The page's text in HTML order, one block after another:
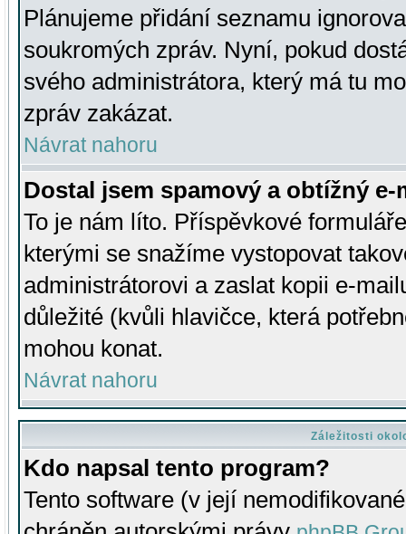
Plánujeme přidání seznamu
soukromých zpráv. Nyní, pokud
svého administrátora, který má tu
zpráv zakázat.
Návrat nahoru
Dostal jsem spamový a obtížný
To je nám líto. Příspěvkové
kterými se snažíme vystopovat
administrátorovi a zaslat kopii e-
důležité (kvůli hlavičce, která
mohou konat.
Návrat nahoru
Záležitosti
Kdo napsal tento program?
Tento software (v její